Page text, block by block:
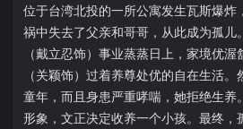
位于台湾北投的一所公寓发生瓦斯爆炸
祸中失去了父亲和哥哥，从此成为孤儿
（戴立忍饰）事业蒸蒸日上，家境优
（关颖饰）过着养尊处优的自在生活
童年，而且身患严重哮喘，她拒绝生养
形象，文正决定收养一个小孩。最终，